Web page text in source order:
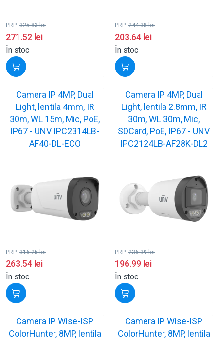
PRP: 325.83lei
271.52 lei
În stoc
PRP: 244.38lei
203.64 lei
În stoc
Camera IP 4MP, Dual
Light, lentila 4mm, IR
30m, WL 15m, Mic, PoE,
IP67 - UNV IPC2314LB-
AF40-DL-ECO
PRP: 316.25lei
263.54 lei
În stoc
Camera IP 4MP, Dual
Light, lentila 2.8mm, IR
30m, WL 30m, Mic,
SDCard, PoE, IP67 - UNV
IPC2124LB-AF28K-DL2
PRP: 236.39lei
196.99 lei
În stoc
Camera IP Wise-ISP
ColorHunter, 8MP, lentila
Camera IP Wise-ISP
ColorHunter, 8MP, lentila